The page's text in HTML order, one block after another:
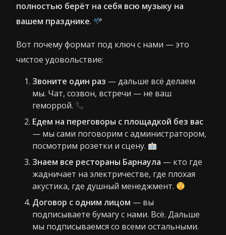
полностью берёт на себя всю музыку на
вашем празднике.
Вот почему формат под ключ с нами — это
чистое удовольствие:
Звоните один раз — дальше всё делаем
мы. Чат, созвон, встречи — не ваш
геморрой.
Едем на переговоры с площадкой без вас
— мы сами поговорим с администратором,
посмотрим розетки и сцену.
Знаем все рестораны Барнаула — кто где
жадничает на электричестве, где плохая
акустика, где душный менеджмент.
Договор с одним лицом — вы
подписываете бумагу с нами. Всё. Дальше
мы подписываемся со всеми остальными.